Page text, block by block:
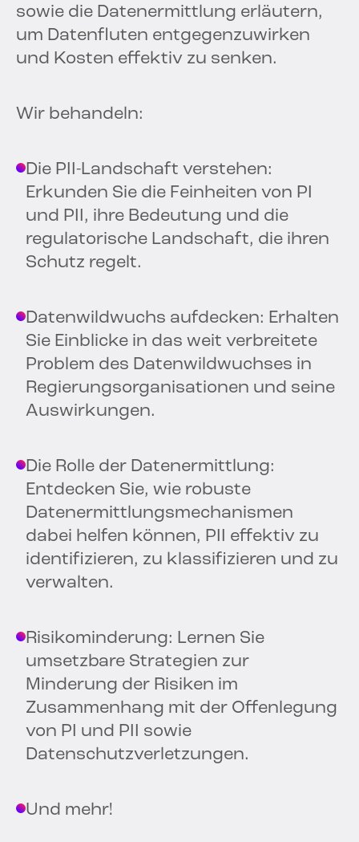
sowie die Datenermittlung erläutern,
um Datenfluten entgegenzuwirken
und Kosten effektiv zu senken.
Wir behandeln:
Die PII-Landschaft verstehen:
Erkunden Sie die Feinheiten von PI
und PII, ihre Bedeutung und die
regulatorische Landschaft, die ihren
Schutz regelt.
Datenwildwuchs aufdecken: Erhalten
Sie Einblicke in das weit verbreitete
Problem des Datenwildwuchses in
Regierungsorganisationen und seine
Auswirkungen.
Die Rolle der Datenermittlung:
Entdecken Sie, wie robuste
Datenermittlungsmechanismen
dabei helfen können, PII effektiv zu
identifizieren, zu klassifizieren und zu
verwalten.
Risikominderung: Lernen Sie
umsetzbare Strategien zur
Minderung der Risiken im
Zusammenhang mit der Offenlegung
von PI und PII sowie
Datenschutzverletzungen.
Und mehr!